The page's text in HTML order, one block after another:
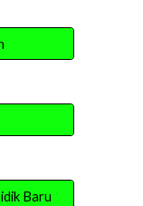
Baru